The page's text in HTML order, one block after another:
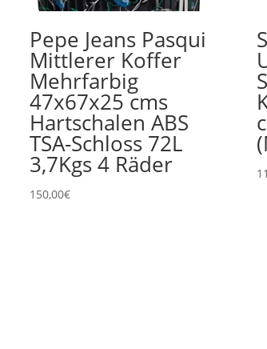
Pepe Jeans Pasqui
Mittlerer Koffer
Mehrfarbig
47x67x25 cms
Hartschalen ABS
TSA-Schloss 72L
3,7Kgs 4 Räder
150,00€